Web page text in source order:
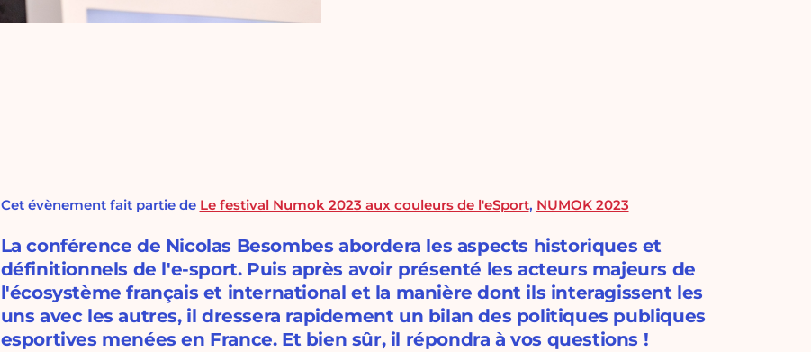
Cet évènement fait partie de Le festival Numok 2023 aux couleurs de l'eSport, NUMOK 2023
La conférence de Nicolas Besombes abordera les aspects historiques et
définitionnels de l'e-sport. Puis après avoir présenté les acteurs majeurs de
l'écosystème français et international et la manière dont ils interagissent les
uns avec les autres, il dressera rapidement un bilan des politiques publiques
esportives menées en France. Et bien sûr, il répondra à vos questions !